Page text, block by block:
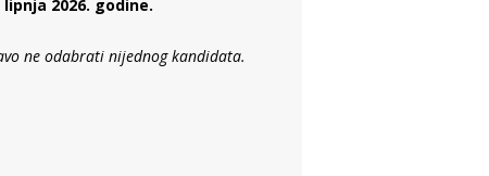
lipnja 2026. godine.
ne odabrati nijednog kandidata.